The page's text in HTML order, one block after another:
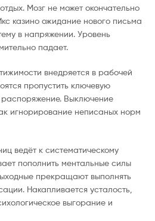
Мозг не может окончательно
казино ожидание нового письма
в напряжении. Уровень
падает.
внедряется в рабочей
пропустить ключевую
Выключение
игнорирование неписаных норм
ведёт к систематическому
пополнить ментальные силы
прекращают выполнять
Накапливается усталость,
выгорание и